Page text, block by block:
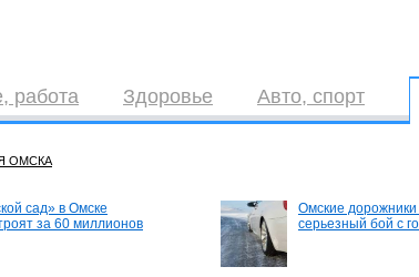
работа Здоровье Авто, спорт
ОМСКА
сад» в Омске
за 60 миллионов
Омские дорожники
серьезный бой с